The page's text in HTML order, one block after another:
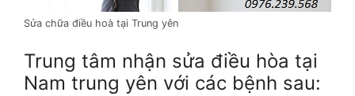
Sửa chữa điều hoà tại Trung yên
Trung tâm nhận sửa điều hòa tại
Nam trung yên với các bệnh sau: